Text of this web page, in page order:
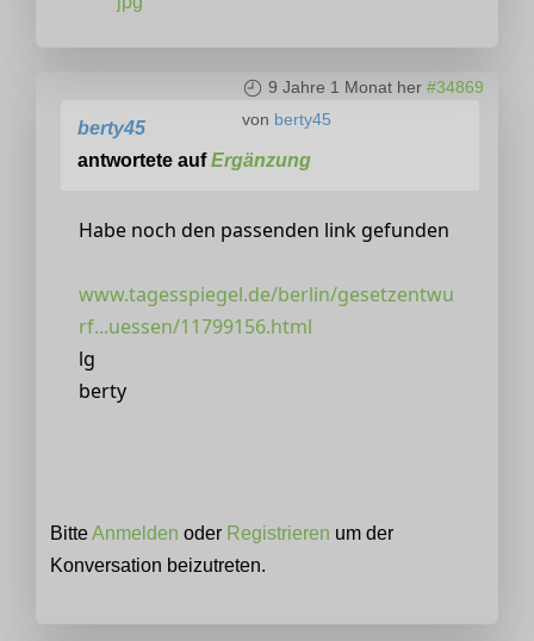
9 Jahre 1 Monat her #34869
von berty45
berty45
antwortete aufErgänzung
Habe noch den passenden link gefunden
www.tagesspiegel.de/berlin/gesetzentwu
rf...uessen/11799156.html
lg
berty
BitteAnmelden oder Registrieren um der
Konversation beizutreten.